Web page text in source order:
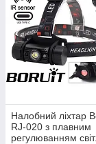
Налобний ліхтар
RJ-020 з плавним
регулюванням